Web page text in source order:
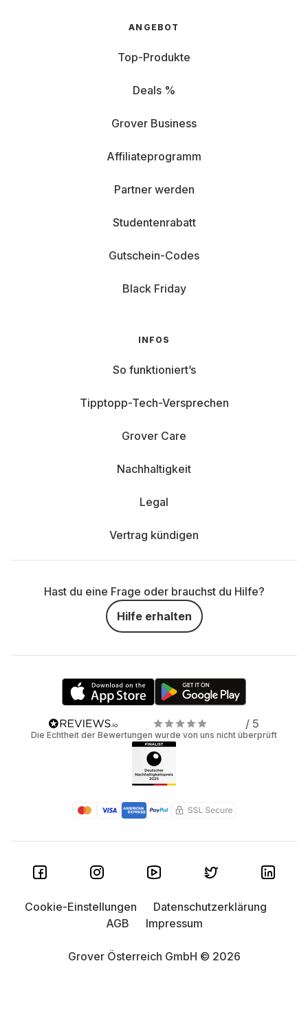
ANGEBOT
Top-Produkte
Deals %
Grover Business
Affiliateprogramm
Partner werden
Studentenrabatt
Gutschein-Codes
Black Friday
INFOS
So funktioniert’s
Tipptopp-Tech-Versprechen
Grover Care
Nachhaltigkeit
Legal
Vertrag kündigen
Hast du eine Frage oder brauchst du Hilfe?
Hilfe erhalten
/ 5
Die Echtheit der Bewertungen wurde von uns nicht überprüft
Grover Österreich GmbH © 2026
Cookie-Einstellungen
Datenschutzerklärung
AGB
Impressum